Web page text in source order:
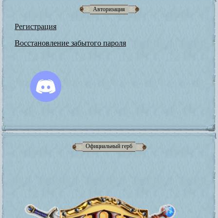
Авторизация
Регистрация
Восстановление забытого пароля
Официальный герб